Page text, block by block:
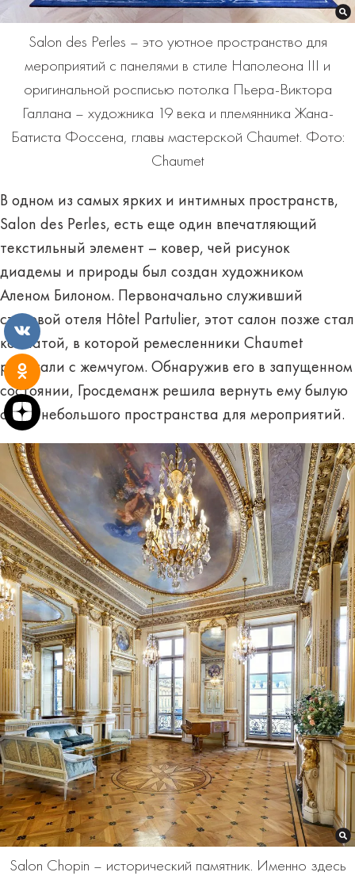
Salon des Perles – это уютное пространство для
мероприятий с панелями в стиле Наполеона III и
оригинальной росписью потолка Пьера-Виктора
Галлана – художника 19 века и племянника Жана-
Батиста Фоссена, главы мастерской Chaumet. Фото:
Chaumet
В одном из самых ярких и интимных пространств,
Salon des Perles, есть еще один впечатляющий
текстильный элемент – ковер, чей рисунок
диадемы и природы был создан художником
Аленом Билоном. Первоначально служивший
столовой отеля Hôtel Partulier, этот салон позже стал
комнатой, в которой ремесленники Chaumet
работали с жемчугом. Обнаружив его в запущенном
состоянии, Гросдеманж решила вернуть ему былую
славу небольшого пространства для мероприятий.
Salon Chopin – исторический памятник. Именно здесь